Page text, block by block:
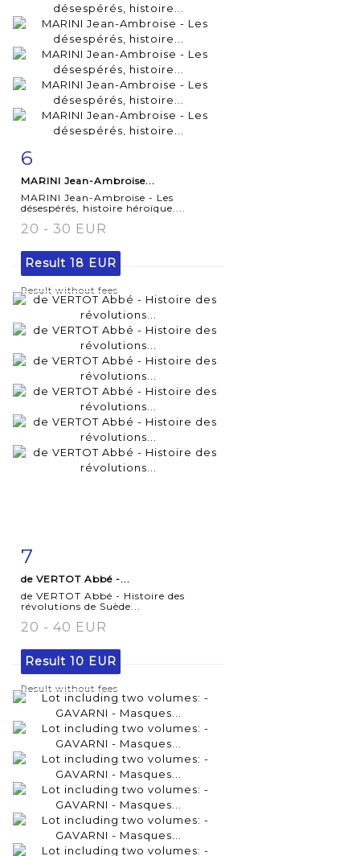
6
MARINI Jean-Ambroise...
MARINI Jean-Ambroise - Les
désespérés, histoire héroïque....
20 - 30 EUR
Result 18 EUR
Result without fees
7
de VERTOT Abbé -...
de VERTOT Abbé - Histoire des
révolutions de Suède...
20 - 40 EUR
Result 10 EUR
Result without fees